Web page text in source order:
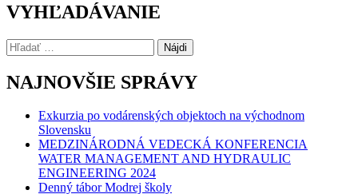
VYHĽADÁVANIE
Hľadať:
NAJNOVŠIE SPRÁVY
Exkurzia po vodárenských objektoch na východnom
Slovensku
MEDZINÁRODNÁ VEDECKÁ KONFERENCIA
WATER MANAGEMENT AND HYDRAULIC
ENGINEERING 2024
Denný tábor Modrej školy